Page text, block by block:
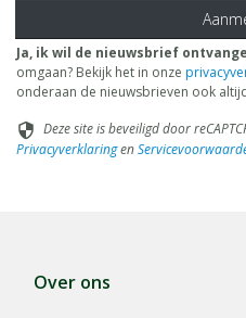
Ja, ik wil de nieuwsbrief
omgaan? Bekijk het in onze
onderaan de nieuwsbrieven ook
security Deze site is beveiligd door
Privacyverklaringen
Over ons